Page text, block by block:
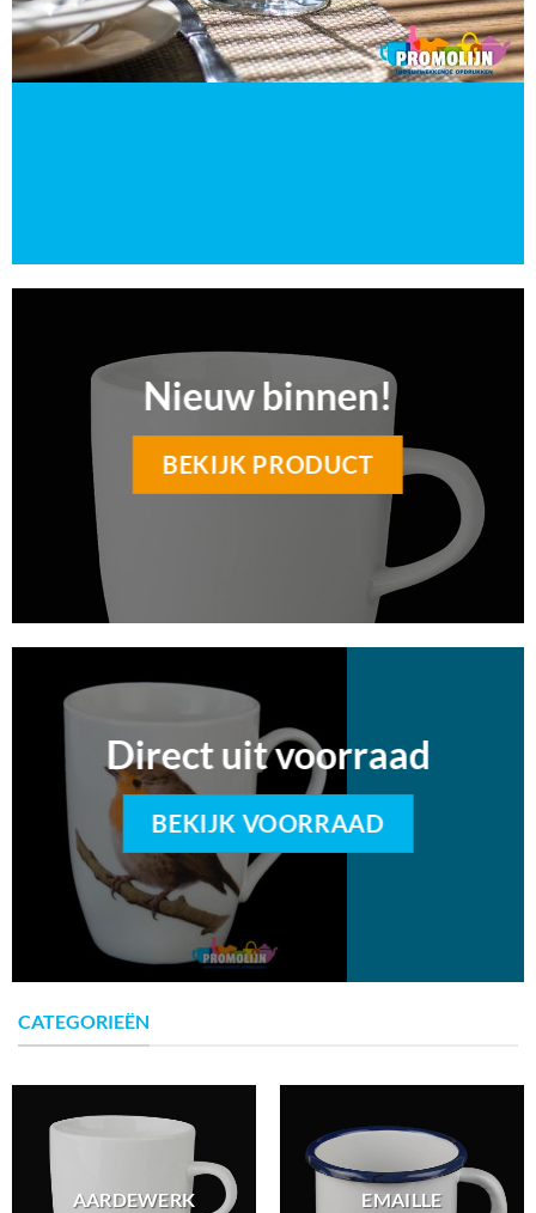
Nieuw binnen!
BEKIJK PRODUCT
Direct uit voorraad
BEKIJK VOORRAAD
CATEGORIEËN
AARDEWERK EMAILLE